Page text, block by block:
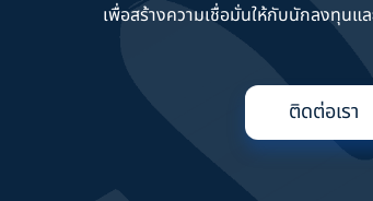
เพื่อสร้างความเชื่อมั่นให้กับนักลงทุนแ
ติดต่อเรา